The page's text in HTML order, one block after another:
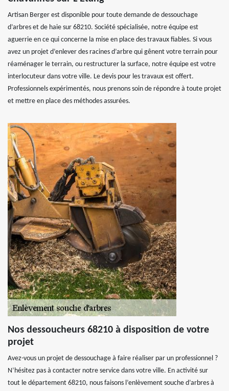
Artisan Berger est disponible pour toute demande de dessouchage
d’arbres et de haie sur 68210. Société spécialisée, notre équipe est
aguerrie en ce qui concerne la mise en place des travaux fiables. Si vous
avez un projet d’enlever des racines d’arbre qui gênent votre terrain pour
réaménager le terrain, ou restructurer la surface, notre équipe est votre
interlocuteur dans votre ville. Le devis pour les travaux est offert.
Professionnels expérimentés, nous prenons soin de répondre à toute projet
et mettre en place des méthodes assurées.
Nos dessoucheurs 68210 à disposition de votre
projet
Avez-vous un projet de dessouchage à faire réaliser par un professionnel ?
N’hésitez pas à contacter notre service dans votre ville. En activité sur
tout le département 68210, nous faisons l’enlèvement souche d’arbres à